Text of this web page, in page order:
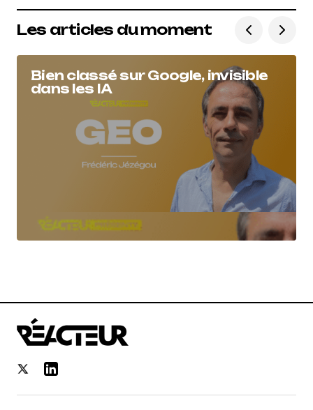
Les articles du moment
Bien classé sur Google, invisible
dans les IA